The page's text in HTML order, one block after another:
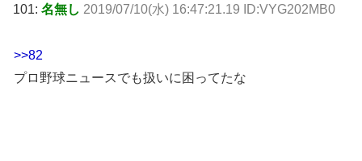
101: 名無し 2019/07/10(水) 16:47:21.19 ID:VYG202MB0
>>82
プロ野球ニュースでも扱いに困ってたな